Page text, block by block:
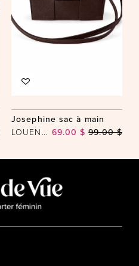
Josephine sac à main
LOUENHIDE 69.00 $ 99.00 $